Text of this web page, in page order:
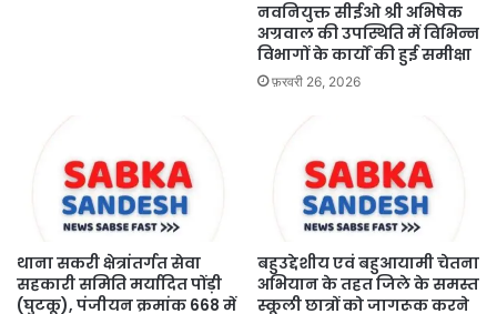
नवनियुक्त सीईओ श्री अभिषेक
अग्रवाल की उपस्थिति में विभिन्न
विभागों के कार्यों की हुई समीक्षा
फ़रवरी 26, 2026
थाना सकरी क्षेत्रांतर्गत सेवा
सहकारी समिति मर्यादित पोंड़ी
(घुटकू), पंजीयन क्रमांक 668 में
बहुउद्देशीय एवं बहुआयामी चेतना
अभियान के तहत जिले के समस्त
स्कूली छात्रों को जागरूक करने